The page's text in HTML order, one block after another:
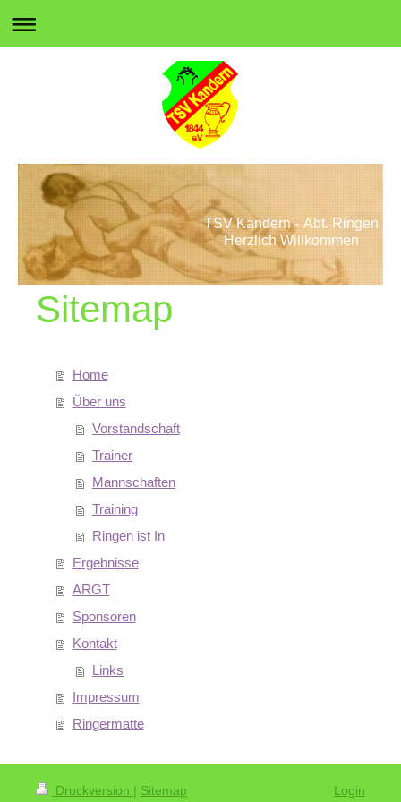
TSV Kandern - Abt. Ringen
Herzlich Willkommen
Sitemap
Home
Über uns
Vorstandschaft
Trainer
Mannschaften
Training
Ringen ist In
Ergebnisse
ARGT
Sponsoren
Kontakt
Links
Impressum
Ringermatte
Druckversion | Sitemap
Login